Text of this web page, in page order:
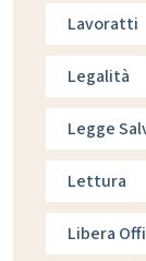
Lavoratti
Legalità
Legge
Lettura
Libera